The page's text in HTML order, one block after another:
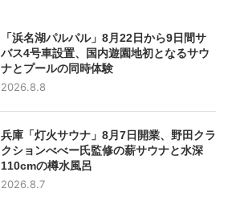
「浜名湖パルパル」8月22日から9日間サ
バス4号車設置、国内遊園地初となるサウ
ナとプールの同時体験
2026.8.8
兵庫「灯火サウナ」8月7日開業、野田クラ
クションべべー氏監修の薪サウナと水深
110cmの樽水風呂
2026.8.7